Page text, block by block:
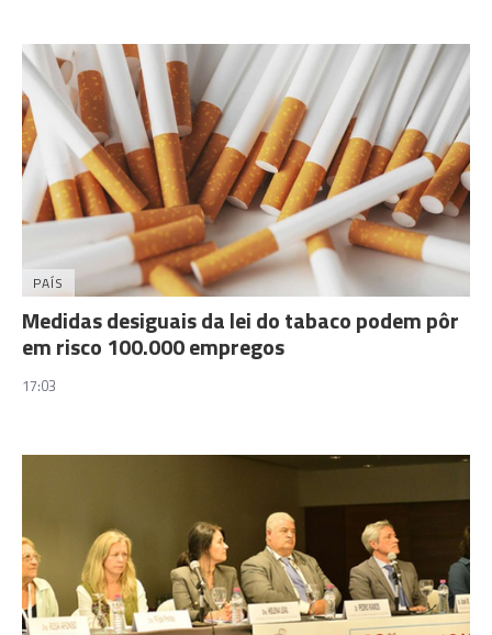
PAÍS
Medidas desiguais da lei do tabaco podem pôr
em risco 100.000 empregos
17:03